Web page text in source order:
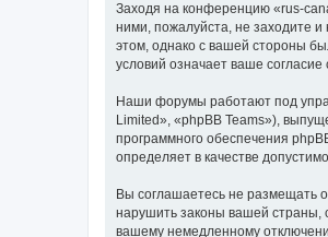
Заходя на конференцию «rus-
ними, пожалуйста, не заходите
этом, однако с вашей стороны
условий означает ваше согласие
Наши форумы работают под
Limited», «phpBB Teams»),
программного обеспечения
определяет в качестве
Вы соглашаетесь не размещать
нарушить законы вашей страны,
вашему немедленному